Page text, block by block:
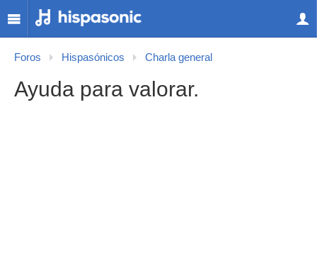
Foros Hispasónicos Charla general
Ayuda para valorar.